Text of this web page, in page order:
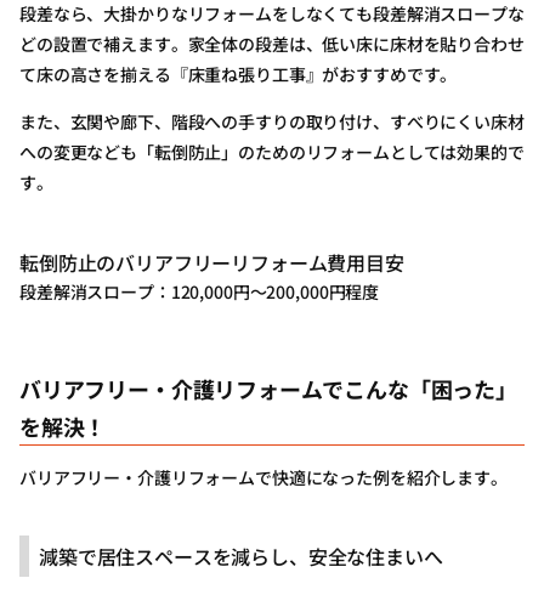
段差なら、大掛かりなリフォームをしなくても段差解消スロープな
どの設置で補えます。家全体の段差は、低い床に床材を貼り合わせ
て床の高さを揃える『床重ね張り工事』がおすすめです。
また、玄関や廊下、階段への手すりの取り付け、すべりにくい床材
への変更なども「転倒防止」のためのリフォームとしては効果的で
す。
転倒防止のバリアフリーリフォーム費用目安
段差解消スロープ：120,000円～200,000円程度
バリアフリー・介護リフォームでこんな「困った」
を解決！
バリアフリー・介護リフォームで快適になった例を紹介します。
減築で居住スペースを減らし、安全な住まいへ